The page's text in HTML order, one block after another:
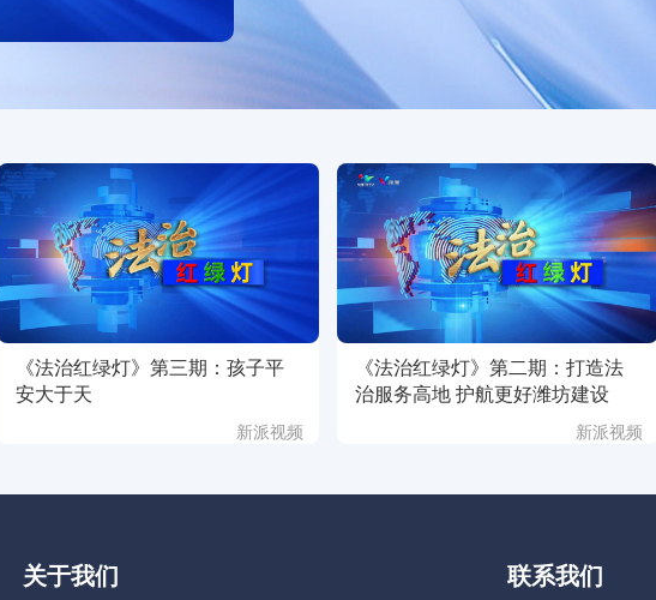
《法治红绿灯》第三期：孩子平
安大于天
新派视频
《法治红绿灯》第二期：打造法
治服务高地 护航更好潍坊建设
新派视频
关于我们 联系我们